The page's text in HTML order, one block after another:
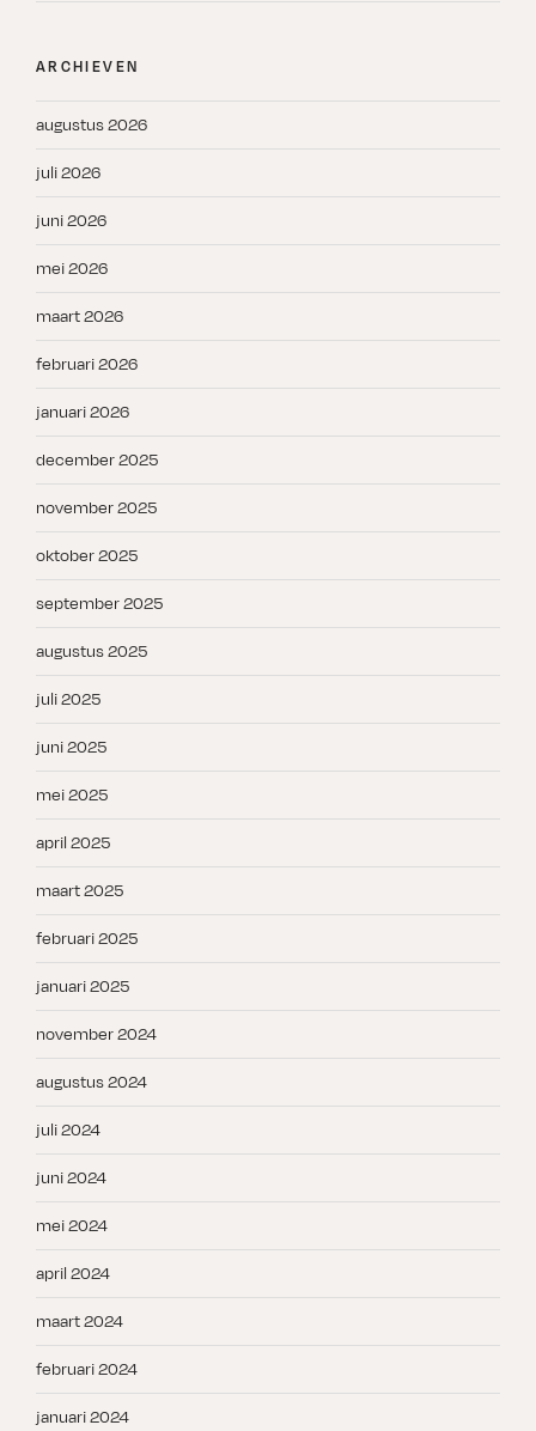
ARCHIEVEN
augustus 2026
juli 2026
juni 2026
mei 2026
maart 2026
februari 2026
januari 2026
december 2025
november 2025
oktober 2025
september 2025
augustus 2025
juli 2025
juni 2025
mei 2025
april 2025
maart 2025
februari 2025
januari 2025
november 2024
augustus 2024
juli 2024
juni 2024
mei 2024
april 2024
maart 2024
februari 2024
januari 2024